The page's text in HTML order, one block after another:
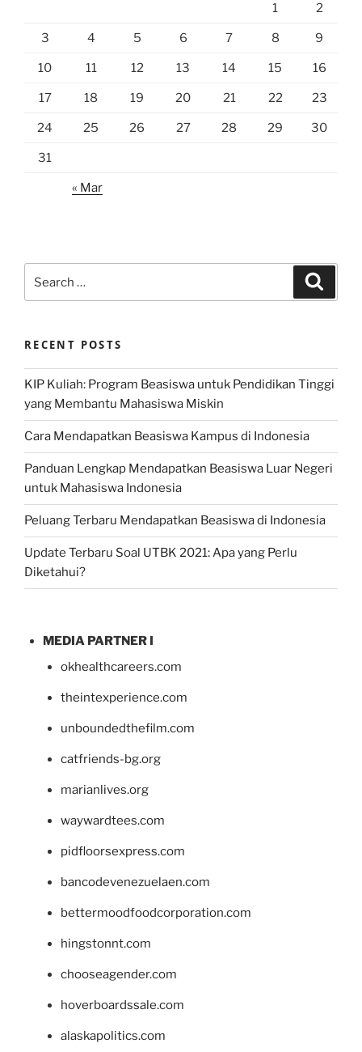
1 2
3 4 5 6 7 8 9
10 11 12 13 14 15 16
17 18 19 20 21 22 23
24 25 26 27 28 29 30
31
« Mar
for:
RECENT POSTS
KIP Kuliah: Program Beasiswa untuk Pendidikan Tinggi
yang Membantu Mahasiswa Miskin
Cara Mendapatkan Beasiswa Kampus di Indonesia
Panduan Lengkap Mendapatkan Beasiswa Luar Negeri
untuk Mahasiswa Indonesia
Peluang Terbaru Mendapatkan Beasiswa di Indonesia
Update Terbaru Soal UTBK 2021: Apa yang Perlu
Diketahui?
MEDIA PARTNER I
okhealthcareers.com
theintexperience.com
unboundedthefilm.com
catfriends-bg.org
marianlives.org
waywardtees.com
pidfloorsexpress.com
bancodevenezuelaen.com
bettermoodfoodcorporation.com
hingstonnt.com
chooseagender.com
hoverboardssale.com
alaskapolitics.com